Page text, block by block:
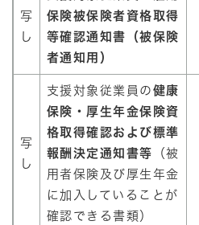
写
し
保険被保険者資格取得
等確認通知書（被保険
者通知用）
写
し
支援対象従業員の 健康
保険・厚生年金保険資
格取得確認および標準
報酬決定通知書等 （被
用者保険及び厚生年金
に加入していることが
確認できる書類）